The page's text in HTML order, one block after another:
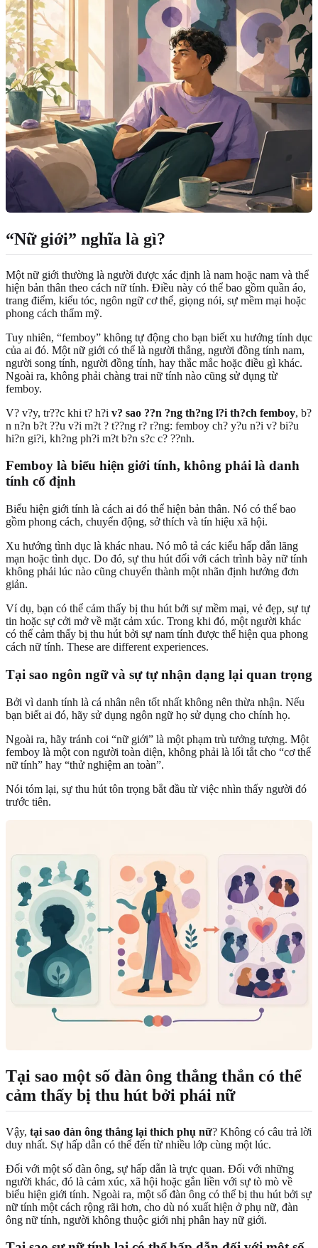
“Nữ giới” nghĩa là gì?
Một nữ giới thường là người được xác định là nam hoặc nam và thể
hiện bản thân theo cách nữ tính. Điều này có thể bao gồm quần áo,
trang điểm, kiểu tóc, ngôn ngữ cơ thể, giọng nói, sự mềm mại hoặc
phong cách thẩm mỹ.
Tuy nhiên, “femboy” không tự động cho bạn biết xu hướng tính dục
của ai đó. Một nữ giới có thể là người thẳng, người đồng tính nam,
người song tính, người đồng tính, hay thắc mắc hoặc điều gì khác.
Ngoài ra, không phải chàng trai nữ tính nào cũng sử dụng từ
femboy.
V? v?y, tr??c khi t? h?i v? sao ??n ?ng th?ng l?i th?ch femboy, b?
n n?n b?t ??u v?i m?t ? t??ng r? r?ng: femboy ch? y?u n?i v? bi?u
hi?n gi?i, kh?ng ph?i m?t b?n s?c c? ??nh.
Femboy là biểu hiện giới tính, không phải là danh
tính cố định
Biểu hiện giới tính là cách ai đó thể hiện bản thân. Nó có thể bao
gồm phong cách, chuyển động, sở thích và tín hiệu xã hội.
Xu hướng tình dục là khác nhau. Nó mô tả các kiểu hấp dẫn lãng
mạn hoặc tình dục. Do đó, sự thu hút đối với cách trình bày nữ tính
không phải lúc nào cũng chuyển thành một nhãn định hướng đơn
giản.
Ví dụ, bạn có thể cảm thấy bị thu hút bởi sự mềm mại, vẻ đẹp, sự tự
tin hoặc sự cởi mở về mặt cảm xúc. Trong khi đó, một người khác
có thể cảm thấy bị thu hút bởi sự nam tính được thể hiện qua phong
cách nữ tính. These are different experiences.
Tại sao ngôn ngữ và sự tự nhận dạng lại quan trọng
Bởi vì danh tính là cá nhân nên tốt nhất không nên thừa nhận. Nếu
bạn biết ai đó, hãy sử dụng ngôn ngữ họ sử dụng cho chính họ.
Ngoài ra, hãy tránh coi “nữ giới” là một phạm trù tưởng tượng. Một
femboy là một con người toàn diện, không phải là lối tắt cho “cơ thể
nữ tính” hay “thử nghiệm an toàn”.
Nói tóm lại, sự thu hút tôn trọng bắt đầu từ việc nhìn thấy người đó
trước tiên.
Tại sao một số đàn ông thẳng thắn có thể
cảm thấy bị thu hút bởi phái nữ
Vậy, tại sao đàn ông thẳng lại thích phụ nữ? Không có câu trả lời
duy nhất. Sự hấp dẫn có thể đến từ nhiều lớp cùng một lúc.
Đối với một số đàn ông, sự hấp dẫn là trực quan. Đối với những
người khác, đó là cảm xúc, xã hội hoặc gắn liền với sự tò mò về
biểu hiện giới tính. Ngoài ra, một số đàn ông có thể bị thu hút bởi sự
nữ tính một cách rộng rãi hơn, cho dù nó xuất hiện ở phụ nữ, đàn
ông nữ tính, người không thuộc giới nhị phân hay nữ giới.